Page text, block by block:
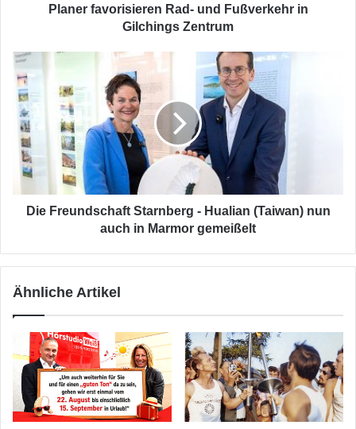
Planer favorisieren Rad- und Fußverkehr in
Gilchings Zentrum
Die
Freundschaft
Starnberg
Hualian
(Taiwan)
nun
auch
Marmor
Die Freundschaft Starnberg - Hualian (Taiwan) nun
auch in Marmor gemeißelt
Ähnliche Artikel